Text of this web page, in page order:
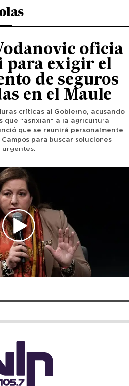
oficia
para exigir el
de seguros
en el Maule
críticas al Gobierno, acusando
que "asfixian" a la agricultura
que se reunirá personalmente
para buscar soluciones
urgentes.